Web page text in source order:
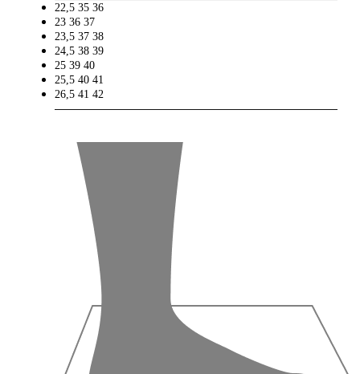
22,5 35 36
23 36 37
23,5 37 38
24,5 38 39
25 39 40
25,5 40 41
26,5 41 42